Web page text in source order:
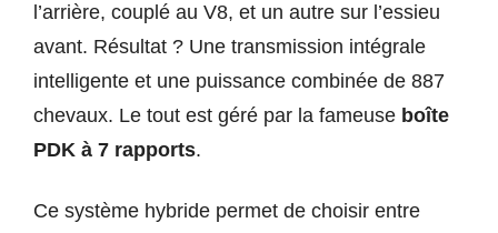
l’arrière, couplé au V8, et un autre sur l’essieu
avant. Résultat ? Une transmission intégrale
intelligente et une puissance combinée de 887
chevaux. Le tout est géré par la fameuse boîte
PDK à 7 rapports.
Ce système hybride permet de choisir entre